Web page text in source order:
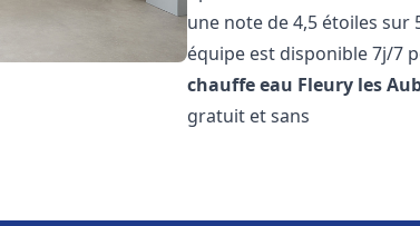
une note de 4,5 étoiles
équipe est disponible 7j/7
chauffe eau Fleury les
gratuit et sans